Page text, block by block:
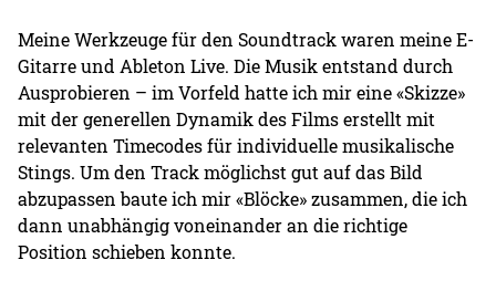
Meine Werkzeuge für den Soundtrack waren meine E-
Gitarre und Ableton Live. Die Musik entstand durch
Ausprobieren – im Vorfeld hatte ich mir eine «Skizze»
mit der generellen Dynamik des Films erstellt mit
relevanten Timecodes für individuelle musikalische
Stings. Um den Track möglichst gut auf das Bild
abzupassen baute ich mir «Blöcke» zusammen, die ich
dann unabhängig voneinander an die richtige
Position schieben konnte.